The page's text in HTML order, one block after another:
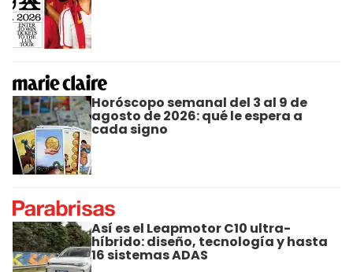
Horóscopo semanal del 3 al 9 de
agosto de 2026: qué le espera a
cada signo
Así es el Leapmotor C10 ultra-
híbrido: diseño, tecnología y hasta
16 sistemas ADAS